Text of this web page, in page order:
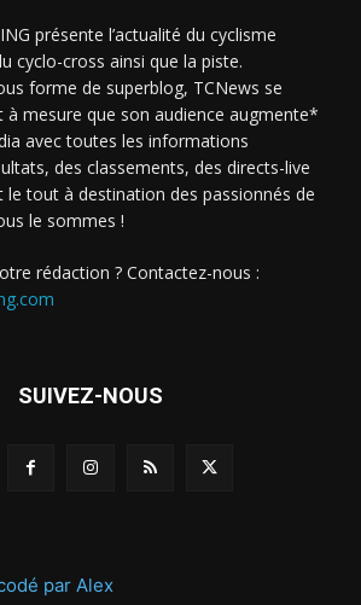
présente l’actualité du cyclisme
cyclo-cross ainsi que la piste.
forme de superblog, TCNews se
mesure que son audience augmente*
avec toutes les informations
des classements, des directs-live
le tout à destination des passionnés de
le sommes !
rédaction ? Contactez-nous :
SUIVEZ-NOUS
par Alex